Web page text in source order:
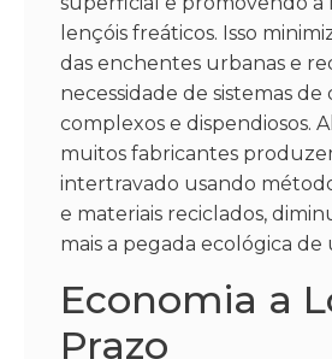
lençóis freáticos. Isso
das enchentes urbanas e
necessidade de sistemas
complexos e dispendiosos.
muitos fabricantes
intertravado usando
e materiais reciclados,
mais a pegada ecológica
Economia a
Prazo